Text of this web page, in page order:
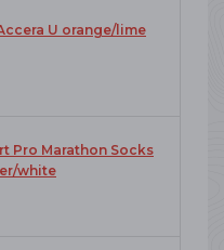
U orange/lime
Pro Marathon Socks
white